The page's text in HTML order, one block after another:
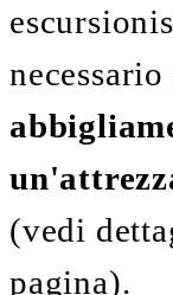
necessario
(vedi
pagina).